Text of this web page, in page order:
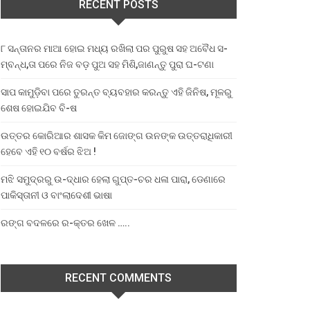
RECENT POSTS
୮ ସନ୍ତାନର ମାଆ ହୋଇ ମଧ୍ୟ ରଖିଲା ପର ପୁରୁଷ ସହ ଅବୈଧ ସ-
ମ୍ବନ୍ଧ,ତା ପରେ ନିଜ ବଡ଼ ପୁଅ ସହ ମିଶି,ଜାଣନ୍ତୁ ପୁରା ଘ-ଟଣା
ସାପ କାମୁଡ଼ିବା ପରେ ତୁରନ୍ତ ବ୍ୟବହାର କରନ୍ତୁ ଏହି ଜିନିଷ, ମୂଳରୁ
ଶେଷ ହୋଇଯିବ ବି-ଷ
ଉତ୍ତର କୋରିଆର ଶାସକ କିମ ଜୋଙ୍ଗ ଉନଙ୍କ ଉତ୍ତରାଧିକାରୀ
ହେବେ ଏହି ୧୦ ବର୍ଷର ଝିଅ !
ମଝି ସମୁଦ୍ରରୁ ଉ-ଦ୍ଧାର ହେଲା ଗୁପ୍ତ-ଚର ଧଳା ପାରା, ଡେଣାରେ
ପାକିସ୍ତାନୀ ଓ ବାଂଲାଦେଶୀ ଭାଷା
ରଙ୍ଗ ବଦଳରେ ର-କ୍ତର ଖେଳ …..
RECENT COMMENTS